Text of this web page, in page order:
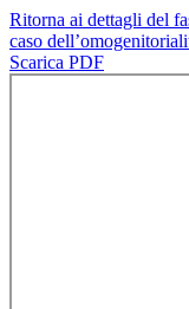
Ritorna ai dettagli del
caso
Scarica PDF